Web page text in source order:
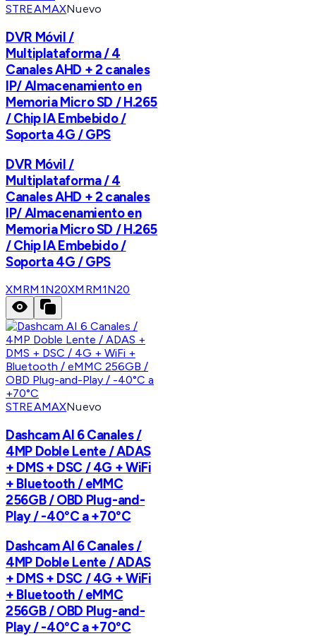
STREAMAXNuevo
DVR Móvil /
Multiplataforma / 4
Canales AHD + 2 canales
IP/ Almacenamiento en
Memoria Micro SD / H.265
/ Chip IA Embebido /
Soporta 4G / GPS
DVR Móvil /
Multiplataforma / 4
Canales AHD + 2 canales
IP/ Almacenamiento en
Memoria Micro SD / H.265
/ Chip IA Embebido /
Soporta 4G / GPS
XMRM1N20XMRM1N20
STREAMAXNuevo
Dashcam AI 6 Canales /
4MP Doble Lente / ADAS
+ DMS + DSC / 4G + WiFi
+ Bluetooth / eMMC
256GB / OBD Plug-and-
Play / -40°C a +70°C
Dashcam AI 6 Canales /
4MP Doble Lente / ADAS
+ DMS + DSC / 4G + WiFi
+ Bluetooth / eMMC
256GB / OBD Plug-and-
Play / -40°C a +70°C